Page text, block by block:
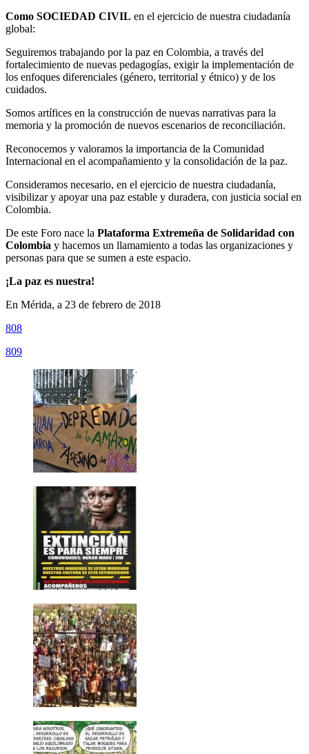
Como SOCIEDAD CIVIL en el ejercicio de nuestra ciudadanía
global:
Seguiremos trabajando por la paz en Colombia, a través del
fortalecimiento de nuevas pedagogías, exigir la implementación de
los enfoques diferenciales (género, territorial y étnico) y de los
cuidados.
Somos artífices en la construcción de nuevas narrativas para la
memoria y la promoción de nuevos escenarios de reconciliación.
Reconocemos y valoramos la importancia de la Comunidad
Internacional en el acompañamiento y la consolidación de la paz.
Consideramos necesario, en el ejercicio de nuestra ciudadanía,
visibilizar y apoyar una paz estable y duradera, con justicia social en
Colombia.
De este Foro nace la Plataforma Extremeña de Solidaridad con
Colombia y hacemos un llamamiento a todas las organizaciones y
personas para que se sumen a este espacio.
¡La paz es nuestra!
En Mérida, a 23 de febrero de 2018
808
809